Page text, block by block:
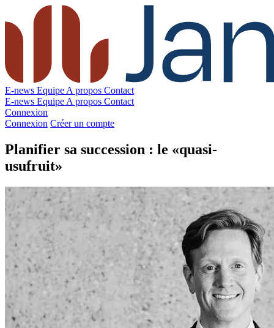
E-news Equipe A propos Contact
E-news Equipe A propos Contact
Connexion
Connexion Créer un compte
Planifier sa succession : le «quasi-
usufruit»